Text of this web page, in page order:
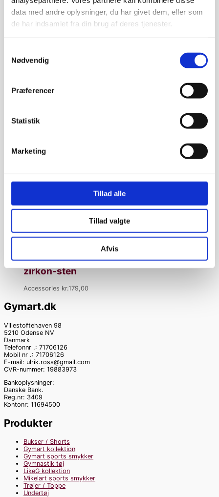
data med andre oplysninger, du har givet dem, eller som
de har indsamlet fra din brug af deres tjenester.
Nødvendig
Præferencer
Statistik
Marketing
Tillad alle
Tillad valgte
Afvis
Gymart sports smykker
kr. 150,00
Gymart gymnastik
‘spring over gulv’ i
sølv look.
kr.150,00
med 8 zirkon sten
Justerbart armbånd
sterlingsølv med
zirkon-sten
Accessories kr.179,00
Gymart.dk
Villestoftehaven 98
5210 Odense NV
Danmark
Telefonnr .: 71706126
Mobil nr .: 71706126
E-mail: ulrik.ross@gmail.com
CVR-nummer: 19883973
Bankoplysninger:
Danske Bank.
Reg.nr: 3409
Kontonr: 11694500
Produkter
Bukser / Shorts
Gymart kollektion
Gymart sports smykker
Gymnastik tøj
LikeG kollektion
Mikelart sports smykker
Trøjer / Toppe
Undertøj